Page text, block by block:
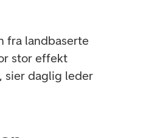
fra landbaserte
stor effekt
sier daglig leder